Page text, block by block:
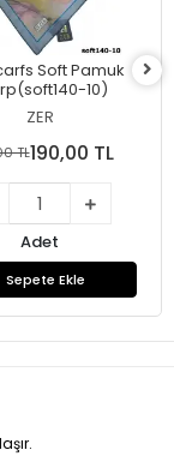
Soft Pamuk
10)
ZER
TL190,00 TL
Adet
Sepete Ekle